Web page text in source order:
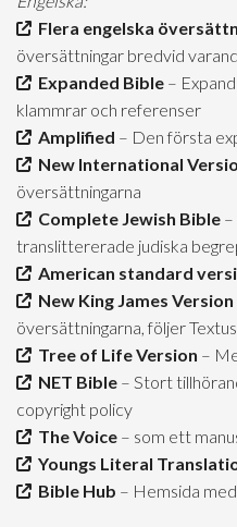
Flera engelska
översättningar bredvid
Expanded Bible –
klammrar och referenser
Amplified – Den första
New International
översättningarna
Complete Jewish Bible
translittererade judiska
American standard
New King James Version
översättningarna, följer
Tree of Life Version –
NET Bible – Stort
copyright policy
The Voice – som ett
Youngs Literal
Bible Hub – Hemsida